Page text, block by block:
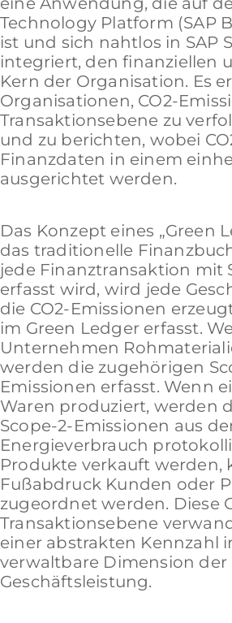
Technology Platform (SAP
ist und sich nahtlos in SAP
integriert, den finanziellen
Kern der Organisation. Es
Organisationen, CO2-
Transaktionsebene zu
und zu berichten, wobei
Finanzdaten in einem
ausgerichtet werden.
Das Konzept eines „Green
das traditionelle
jede Finanztransaktion mit
erfasst wird, wird jede
die CO2-Emissionen
im Green Ledger erfasst.
Unternehmen
werden die zugehörigen
Emissionen erfasst. Wenn
Waren produziert, werden
Scope-2-Emissionen aus
Energieverbrauch
Produkte verkauft werden,
Fußabdruck Kunden oder
zugeordnet werden. Diese
Transaktionsebene
einer abstrakten Kennzahl
verwaltbare Dimension der
Geschäftsleistung.